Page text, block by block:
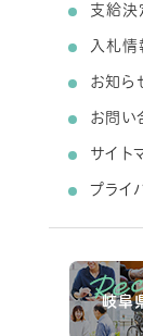
支給決
入札情
お知ら
お問い
サイト
プライ
岐阜